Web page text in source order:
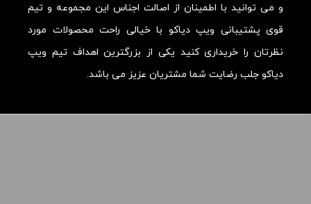
و می توانید با اطمینان از اصالت اجناس این مجموعه و تیم
قوی پشتیبانی ویپ دیاکو با خیالی راحت محصولات مورد
نظرتان را خریداری کنید یکی از بزرگترین اهداف تیم ویپ
دیاکو جلب رضایت شما مشتریان عزیز می باشد.